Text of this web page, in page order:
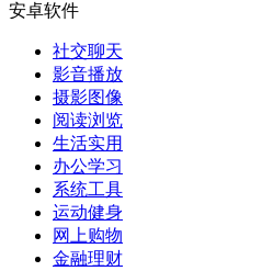
安卓软件
社交聊天
影音播放
摄影图像
阅读浏览
生活实用
办公学习
系统工具
运动健身
网上购物
金融理财